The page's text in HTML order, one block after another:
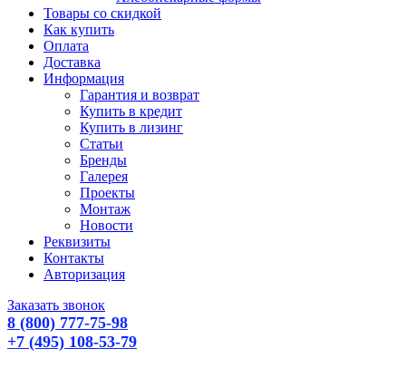
Товары со скидкой
Как купить
Оплата
Доставка
Информация
Гарантия и возврат
Купить в кредит
Купить в лизинг
Статьи
Бренды
Галерея
Проекты
Монтаж
Новости
Реквизиты
Контакты
Авторизация
Заказать звонок
8 (800) 777-75-98
+7 (495) 108-53-79